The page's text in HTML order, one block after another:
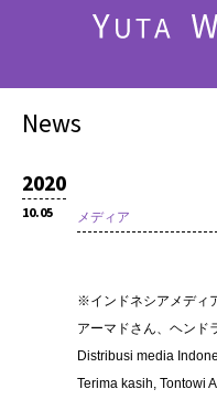
News
2020
10.05 メディア
※インドネシアメディ
アーマドさん、ヘンド
Distribusi media
Terima kasih, Tontowi